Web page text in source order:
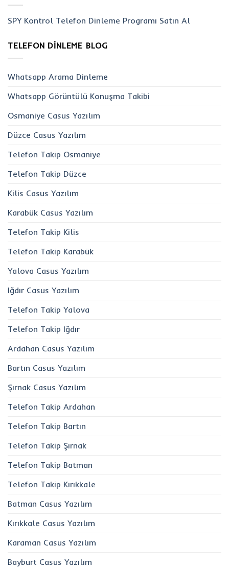
SPY Kontrol Telefon Dinleme Programı Satın Al
TELEFON DINLEME BLOG
Whatsapp Arama Dinleme
Whatsapp Görüntülü Konuşma Takibi
Osmaniye Casus Yazılım
Düzce Casus Yazılım
Telefon Takip Osmaniye
Telefon Takip Düzce
Kilis Casus Yazılım
Karabük Casus Yazılım
Telefon Takip Kilis
Telefon Takip Karabük
Yalova Casus Yazılım
Iğdır Casus Yazılım
Telefon Takip Yalova
Telefon Takip Iğdır
Ardahan Casus Yazılım
Bartın Casus Yazılım
Şırnak Casus Yazılım
Telefon Takip Ardahan
Telefon Takip Bartın
Telefon Takip Şırnak
Telefon Takip Batman
Telefon Takip Kırıkkale
Batman Casus Yazılım
Kırıkkale Casus Yazılım
Karaman Casus Yazılım
Bayburt Casus Yazılım